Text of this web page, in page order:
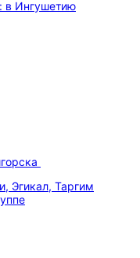
Эгикал, Таргим